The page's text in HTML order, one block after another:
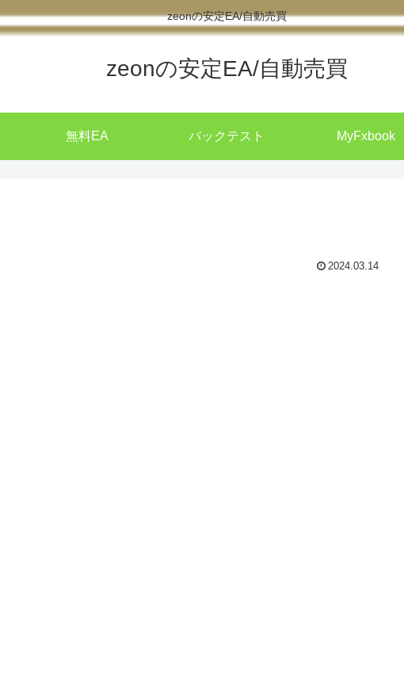
zeonの安定EA/自動売買
zeonの安定EA/自動売買
無料EA バックテスト MyFxbook
2024.03.14